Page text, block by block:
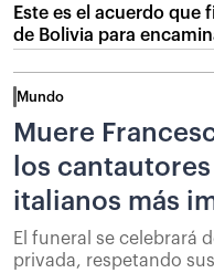
Este es el acuerdo que
de Bolivia para
Mundo
Muere
los
italianos más
El funeral se celebrará
privada, respetando